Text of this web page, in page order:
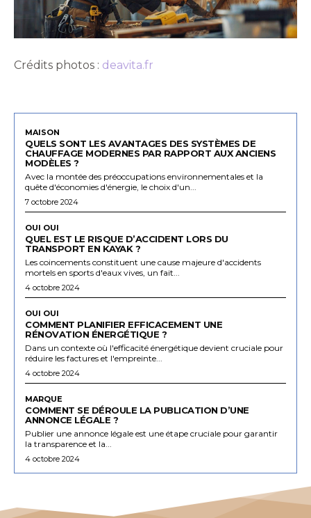
Crédits photos : deavita.fr
MAISON
QUELS SONT LES AVANTAGES DES SYSTÈMES DE
CHAUFFAGE MODERNES PAR RAPPORT AUX ANCIENS
MODÈLES ?
Avec la montée des préoccupations environnementales et la
quête d'économies d'énergie, le choix d'un...
7 octobre 2024
OUI OUI
QUEL EST LE RISQUE D’ACCIDENT LORS DU
TRANSPORT EN KAYAK ?
Les coincements constituent une cause majeure d'accidents
mortels en sports d'eaux vives, un fait...
4 octobre 2024
OUI OUI
COMMENT PLANIFIER EFFICACEMENT UNE
RÉNOVATION ÉNERGÉTIQUE ?
Dans un contexte où l'efficacité énergétique devient cruciale pour
réduire les factures et l'empreinte...
4 octobre 2024
MARQUE
COMMENT SE DÉROULE LA PUBLICATION D’UNE
ANNONCE LÉGALE ?
Publier une annonce légale est une étape cruciale pour garantir
la transparence et la...
4 octobre 2024